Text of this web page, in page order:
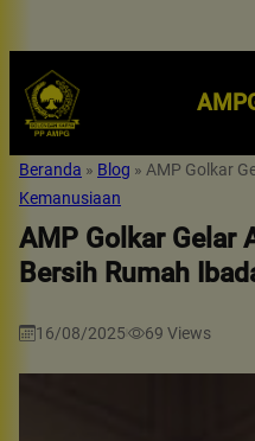
Beranda » Blog » AMP Golkar
Kemanusiaan
AMP Golkar Gelar
Bersih Rumah
16/08/2025 69 Views